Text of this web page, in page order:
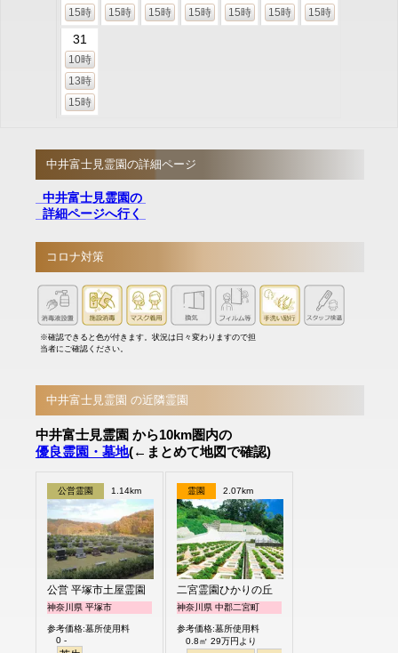
15時
15時
15時
15時
15時
15時
15時
31
10時
13時
15時
中井富士見霊園の詳細ページ
中井富士見霊園の
詳細ページへ行く
コロナ対策
※確認できると色が付きます。状況は日々変わりますので担
当者にご確認ください。
中井富士見霊園 の近隣霊園
中井富士見霊園 から10km圏内の
優良霊園・墓地(←まとめて地図で確認)
公営霊園 1.14km
公営 平塚市土屋霊園
神奈川県 平塚市
参考価格:墓所使用料
0 -
霊園 2.07km
二宮霊園ひかりの丘
神奈川県 中郡二宮町
参考価格:墓所使用料
0.8㎡ 29万円より